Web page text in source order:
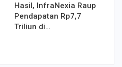
Hasil, InfraNexia Raup
Pendapatan Rp7,7
Triliun di…